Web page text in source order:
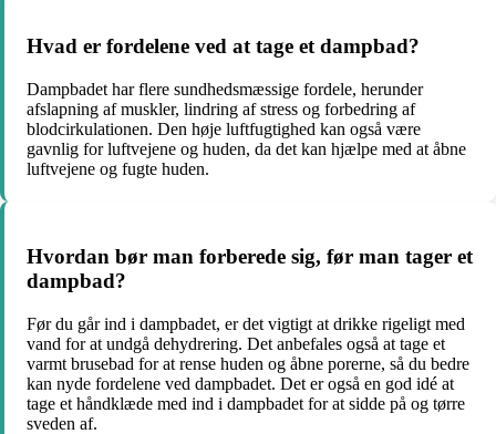
Hvad er fordelene ved at tage et dampbad?
Dampbadet har flere sundhedsmæssige fordele, herunder
afslapning af muskler, lindring af stress og forbedring af
blodcirkulationen. Den høje luftfugtighed kan også være
gavnlig for luftvejene og huden, da det kan hjælpe med at åbne
luftvejene og fugte huden.
Hvordan bør man forberede sig, før man tager et
dampbad?
Før du går ind i dampbadet, er det vigtigt at drikke rigeligt med
vand for at undgå dehydrering. Det anbefales også at tage et
varmt brusebad for at rense huden og åbne porerne, så du bedre
kan nyde fordelene ved dampbadet. Det er også en god idé at
tage et håndklæde med ind i dampbadet for at sidde på og tørre
sveden af.